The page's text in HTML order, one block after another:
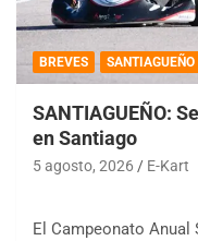
BREVES SANTIAGUEÑO
SANTIAGUEÑO:
en Santiago
5 agosto, 2026 E-Kart
El Campeonato Anual